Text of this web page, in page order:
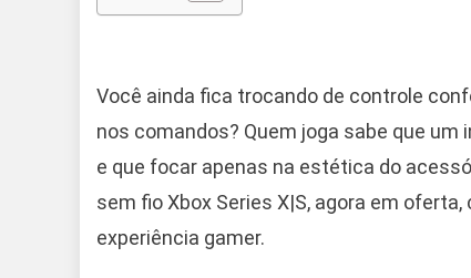
Você ainda fica trocando de controle
nos comandos? Quem joga sabe que
e que focar apenas na estética do
sem fio Xbox Series X|S, agora em
experiência gamer.